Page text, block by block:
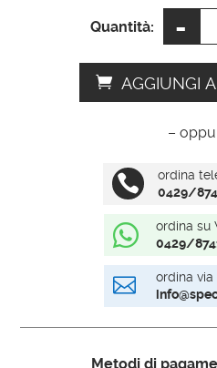
Quantità: -
AGGIUNGI
–

ordina
0429/

ordina su
0429/

ordina via
Metodi di